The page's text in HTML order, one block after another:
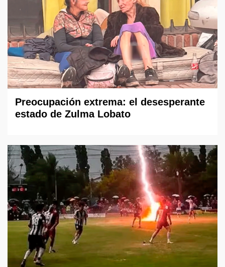
Preocupación extrema: el desesperante
estado de Zulma Lobato